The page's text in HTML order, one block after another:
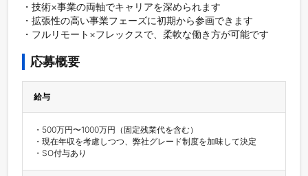
・技術×事業の両軸でキャリアを深められます
・拡張性の高い事業フェーズに初期から参画できます
・フルリモート×フレックスで、柔軟な働き方が可能です
応募概要
給与
・500万円〜1000万円（固定残業代を含む）
・現在年収を考慮しつつ、弊社グレード制度を加味して決定
・SO付与あり